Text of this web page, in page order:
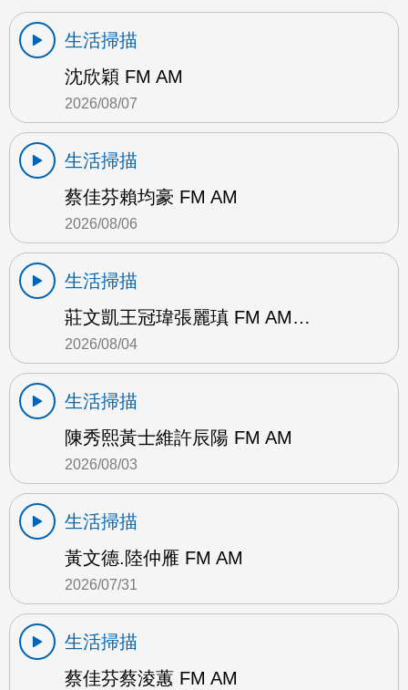
生活掃描
沈欣穎 FM AM
2026/08/07
生活掃描
蔡佳芬賴均豪 FM AM
2026/08/06
生活掃描
莊文凱王冠瑋張麗瑱 FM AM…
2026/08/04
生活掃描
陳秀熙黃士維許辰陽 FM AM
2026/08/03
生活掃描
黃文德.陸仲雁 FM AM
2026/07/31
生活掃描
蔡佳芬蔡淩蕙 FM AM